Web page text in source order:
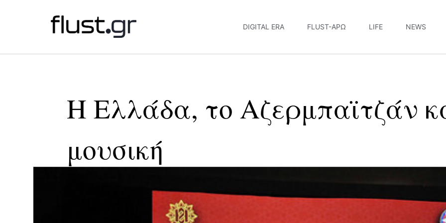
DIGITAL ERA FLUST-ΆΡΩ LIFE NEWS
Η Ελλάδα, το Αζερμπαϊτζάν
μουσική